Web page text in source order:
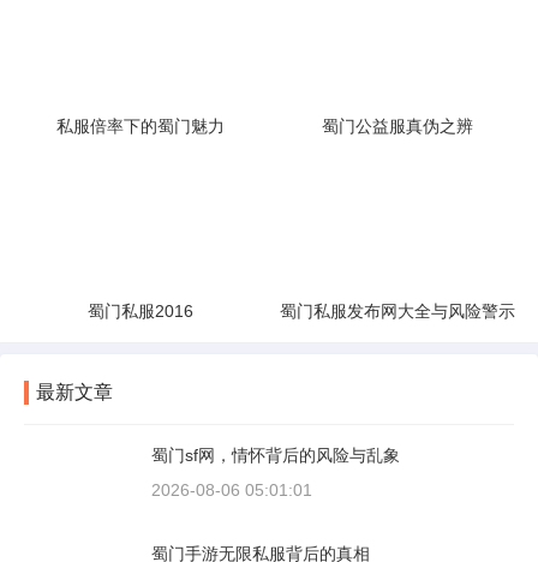
私服倍率下的蜀门魅力 蜀门公益服真伪之辨
蜀门私服2016 蜀门私服发布网大全与风险警示
最新文章
蜀门sf网，情怀背后的风险与乱象
2026-08-06 05:01:01
蜀门手游无限私服背后的真相